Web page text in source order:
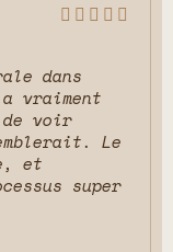
    
dans
vraiment
de voir
Le
et
super